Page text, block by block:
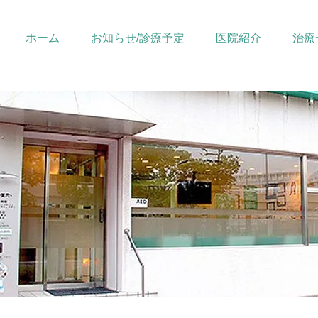
ホーム お知らせ/診療予定 医院紹介 治療